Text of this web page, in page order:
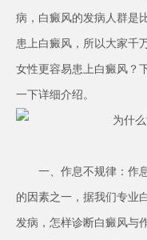
病，白癜风的发病人群是
患上白癜风，所以大家千
女性更容易患上白癜风？
一下详细介绍。
一、作息不规律：作息
的因素之一，据我们专业
发病，怎样诊断白癜风与